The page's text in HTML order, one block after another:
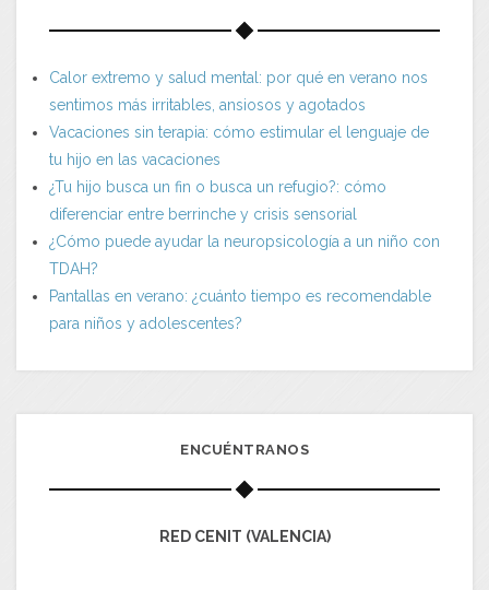
Calor extremo y salud mental: por qué en verano nos
sentimos más irritables, ansiosos y agotados
Vacaciones sin terapia: cómo estimular el lenguaje de
tu hijo en las vacaciones
¿Tu hijo busca un fin o busca un refugio?: cómo
diferenciar entre berrinche y crisis sensorial
¿Cómo puede ayudar la neuropsicología a un niño con
TDAH?
Pantallas en verano: ¿cuánto tiempo es recomendable
para niños y adolescentes?
ENCUÉNTRANOS
RED CENIT (VALENCIA)